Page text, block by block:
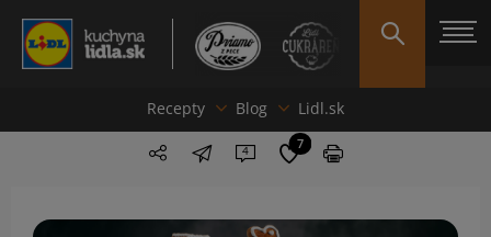
Recepty Blog Lidl.sk
4 7